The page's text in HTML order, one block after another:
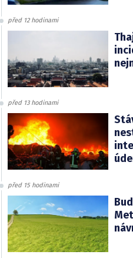
před 12 hodinami
před 13 hodinami
před 15 hodinami